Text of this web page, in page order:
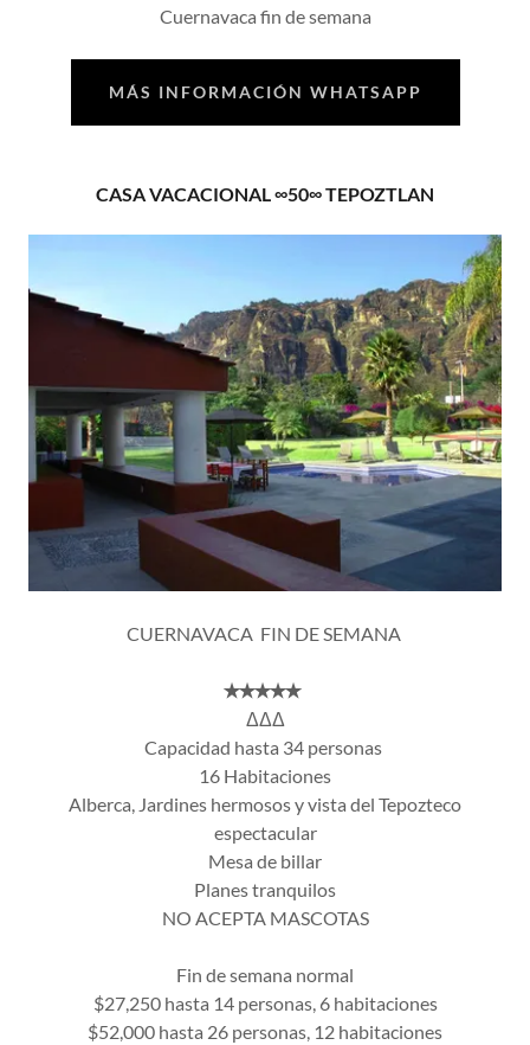
Cuernavaca fin de semana
MÁS INFORMACIÓN WHATSAPP
CASA VACACIONAL ∞50∞ TEPOZTLAN
CUERNAVACA FIN DE SEMANA
✭✭✭✭✭
ΔΔΔ
Capacidad hasta 34 personas
16 Habitaciones
Alberca, Jardines hermosos y vista del Tepozteco
espectacular
Mesa de billar
Planes tranquilos
NO ACEPTA MASCOTAS
Fin de semana normal
$27,250 hasta 14 personas, 6 habitaciones
$52,000 hasta 26 personas, 12 habitaciones